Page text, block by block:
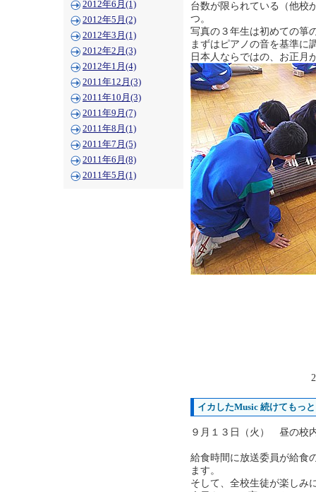
2012年6月(1)
2012年5月(2)
2012年3月(1)
2012年2月(3)
2012年1月(4)
2011年12月(3)
2011年10月(3)
2011年9月(7)
2011年8月(1)
2011年7月(5)
2011年6月(8)
2011年5月(1)
台数が限られている（他校
つ。
写真の３年生は初めての箏
まずはピアノの音を基準に
日本人ならではの、お正月
イカしたMusic 続けてもっと
９月１３日（火） 昼の校
給食時間に放送委員が給食
ます。
そして、全校生徒が楽しみ